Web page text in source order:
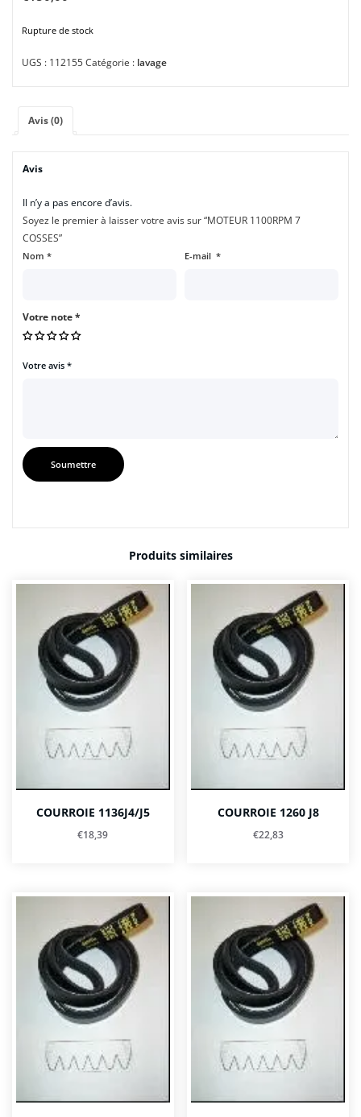
Rupture de stock
UGS : 112155Catégorie : lavage
Avis (0)
Avis
Il n’y a pas encore d’avis.
Soyez le premier à laisser votre avis sur “MOTEUR 1100RPM 7
COSSES”
Nom * E-mail *
Votre note*
Votre avis *
Produits similaires
COURROIE 1136J4/J5
€18,39
COURROIE 1260 J8
€22,83